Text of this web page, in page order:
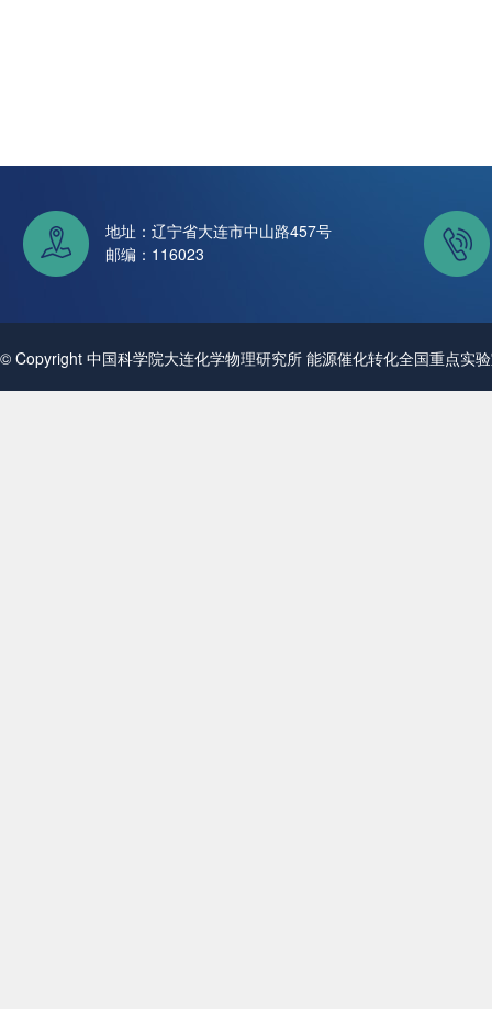
地址：辽宁省大连市中山路457号
邮编：116023
© Copyright 中国科学院大连化学物理研究所 能源催化转化全国重点实